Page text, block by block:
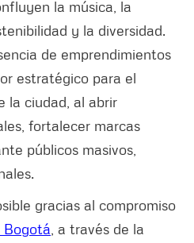
la música, la
y la diversidad.
de emprendimientos
estratégico para el
la ciudad, al abrir
fortalecer marcas
públicos masivos,
gracias al compromiso
Bogotá , a través de la